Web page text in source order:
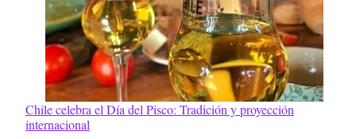
Chile celebra el Día del Pisco: Tradición y proyección
internacional